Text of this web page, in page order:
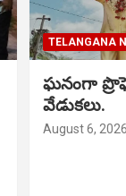
TELANGANA
ఘనంగా
వేడుకలు.
August 6, 2026